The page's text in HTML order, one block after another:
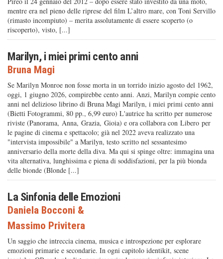
mentre era nel pieno delle riprese del film L’altro mare, con Toni Servillo
(rimasto incompiuto) – merita assolutamente di essere scoperto (o
riscoperto), visto, [...]
Marilyn, i miei primi cento anni
Bruna Magi
Se Marilyn Monroe non fosse morta in un torrido inizio agosto del 1962,
oggi, 1 giugno 2026, compirebbe cento anni. Anzi, Marilyn compie cento
anni nel delizioso librino di Bruna Magi Marilyn, i miei primi cento anni
(Bietti Fotogrammi, 80 pp., 6,99 euro) L'autrice ha scritto per numerose
riviste (Panorama, Anna, Grazia, Gioia) e ora collabora con Libero per
le pagine di cinema e spettacolo; già nel 2022 aveva realizzato una
"intervista impossibile" a Marilyn, testo scritto nel sessantesimo
anniversario della morte della diva. Ma qui si spinge oltre: immagina una
vita alternativa, lunghissima e piena di soddisfazioni, per la più bionda
delle bionde (Blonde [...]
La Sinfonia delle Emozioni
Daniela Bocconi &
Massimo Privitera
Un saggio che intreccia cinema, musica e introspezione per esplorare
emozioni primarie e secondarie. In ogni capitolo identikit, scene